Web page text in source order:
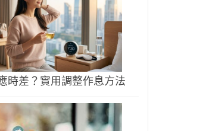
時差？實用調整作息方法